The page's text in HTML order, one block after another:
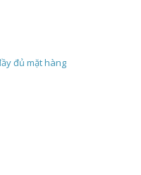
đủ mặt hàng